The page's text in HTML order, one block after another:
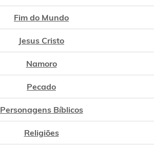
Fim do Mundo
Jesus Cristo
Namoro
Pecado
Personagens Bíblicos
Religiões